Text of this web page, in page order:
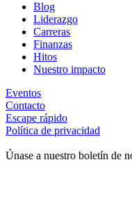
Blog
Liderazgo
Carreras
Finanzas
Hitos
Nuestro impacto
Eventos
Contacto
Escape rápido
Política de privacidad
Únase a nuestro boletín de